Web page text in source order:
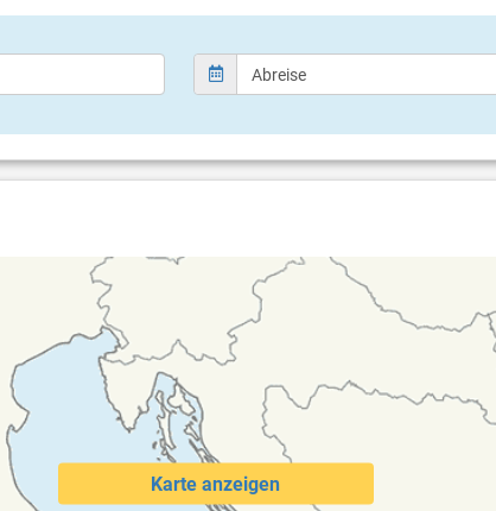
Bucht wo sich
ist, gelangen Sie
oder dem
Sie dem
Olivenhaine.
gefüllt)
570m² und 2 Pools
Fläche 100m²
Basketball
Beachvolleyball
Spielplatz
Karte anzeigen